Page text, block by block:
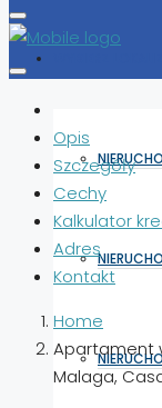
Opis
Szczegóły
Cechy
Kalkulator
Adres
Kontakt
Home
Apartament
Malaga,